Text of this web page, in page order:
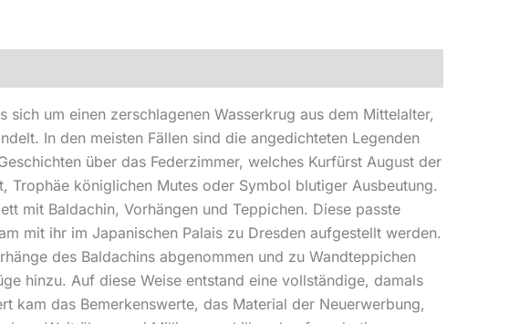
um einen zerschlagenen Wasserkrug aus dem Mittelalter,
In den meisten Fällen sind die angedichteten Legenden
über das Federzimmer, welches Kurfürst August der
Trophäe königlichen Mutes oder Symbol blutiger Ausbeutung.
mit Baldachin, Vorhängen und Teppichen. Diese passte
mit ihr im Japanischen Palais zu Dresden aufgestellt werden.
des Baldachins abgenommen und zu Wandteppichen
hinzu. Auf diese Weise entstand eine vollständige, damals
kam das Bemerkenswerte, das Material der Neuerwerbung,